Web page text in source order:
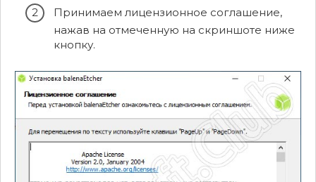
Принимаем лицензионное соглашение,
нажав на отмеченную на скриншоте ниже
кнопку.